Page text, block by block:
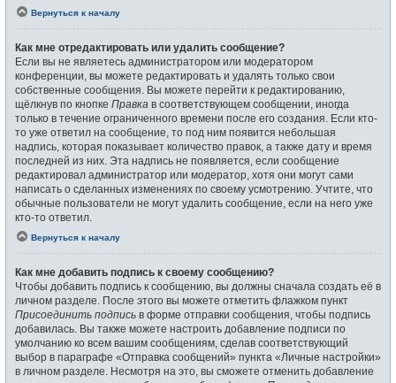
Вернуться к началу
Как мне отредактировать или удалить сообщение?
Если вы не являетесь администратором или модератором
конференции, вы можете редактировать и удалять только свои
собственные сообщения. Вы можете перейти к редактированию,
щёлкнув по кнопке Правка в соответствующем сообщении, иногда
только в течение ограниченного времени после его создания. Если кто-
то уже ответил на сообщение, то под ним появится небольшая
надпись, которая показывает количество правок, а также дату и время
последней из них. Эта надпись не появляется, если сообщение
редактировал администратор или модератор, хотя они могут сами
написать о сделанных изменениях по своему усмотрению. Учтите, что
обычные пользователи не могут удалить сообщение, если на него уже
кто-то ответил.
Вернуться к началу
Как мне добавить подпись к своему сообщению?
Чтобы добавить подпись к сообщению, вы должны сначала создать её в
личном разделе. После этого вы можете отметить флажком пункт
Присоединить подпись в форме отправки сообщения, чтобы подпись
добавилась. Вы также можете настроить добавление подписи по
умолчанию ко всем вашим сообщениям, сделав соответствующий
выбор в параграфе «Отправка сообщений» пункта «Личные настройки»
в личном разделе. Несмотря на это, вы сможете отменить добавление